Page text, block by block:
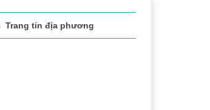
Trang tin địa phương